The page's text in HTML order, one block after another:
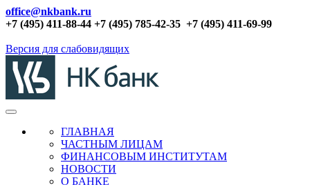
office@nkbank.ru
+7 (495) 411-88-44 +7 (495) 785-42-35 +7 (495) 411-69-99
Версия для слабовидящих
ГЛАВНАЯ
ЧАСТНЫМ ЛИЦАМ
ФИНАНСОВЫМ ИНСТИТУТАМ
НОВОСТИ
О БАНКЕ